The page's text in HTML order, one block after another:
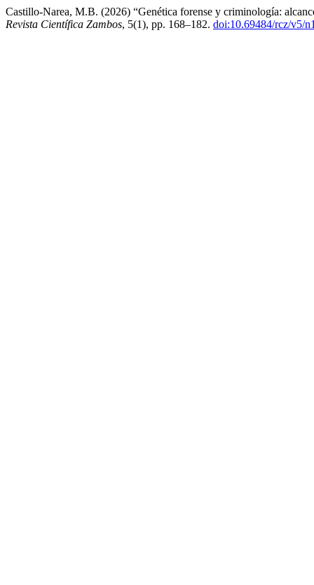
Castillo-Narea, M.B. (2026) “Genética forense y criminología:
Revista Científica Zambos, 5(1), pp. 168–182. doi:10.69484/rcz/v5/